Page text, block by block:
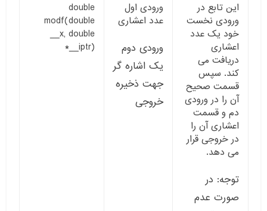
این تابع در
ورودی نخست
خود یک عدد
اعشاری
دریافت می
کند. سپس
قسمت صحیح
آن را در ورودی
دم و قسمت
اعشاری آن را
در خروجی قرار
می دهد.
توجه: در
صورت عدم
ورودی اول
عدد اعشاری
ورودی دوم
یک اشاره گر
جهت ذخیره
خروجی
double
modf(double
__x, double
*__iptr)